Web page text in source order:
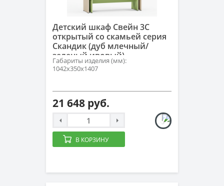
Детский шкаф Свейн 3С
открытый со скамьей серия
Скандик (дуб млечный/
зеленый ивовый)
Габариты изделия (мм):
1042х350х1407
21 648 руб.
В КОРЗИНУ